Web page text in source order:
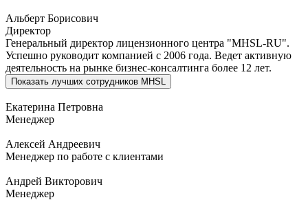
Альберт Борисович
Директор
Генеральный директор лицензионного центра "MHSL-RU".
Успешно руководит компанией с 2006 года. Ведет активную
деятельность на рынке бизнес-консалтинга более 12 лет.
Показать лучших сотрудников MHSL
Екатерина Петровна
Менеджер
Алексей Андреевич
Менеджер по работе с клиентами
Андрей Викторович
Менеджер